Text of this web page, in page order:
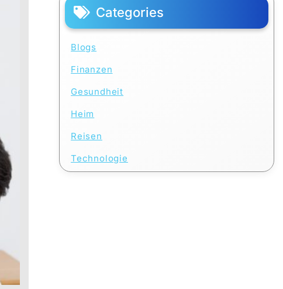
Categories
Blogs
Finanzen
Gesundheit
Heim
Reisen
Technologie